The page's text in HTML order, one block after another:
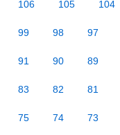
106 105 104
99 98 97
91 90 89
83 82 81
75 74 73